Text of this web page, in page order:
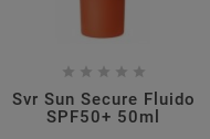
    
Svr Sun Secure Fluido
SPF50+ 50ml